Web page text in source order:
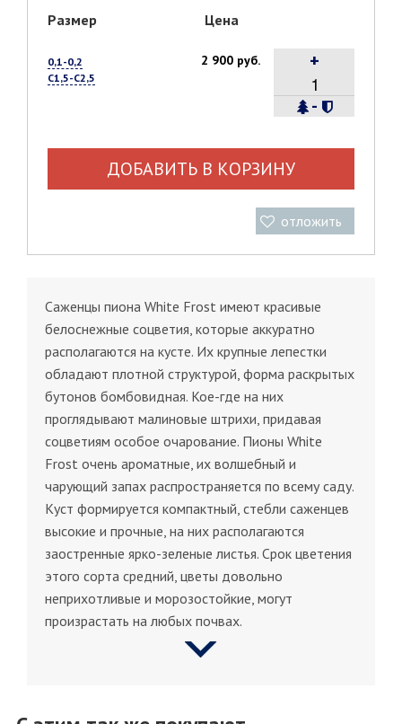
Размер Цена
0,1-0,2
С1,5-С2,5
2 900 руб.
-
+
ДОБАВИТЬ В КОРЗИНУ
отложить
Саженцы пиона White Frost имеют красивые
белоснежные соцветия, которые аккуратно
располагаются на кусте. Их крупные лепестки
обладают плотной структурой, форма раскрытых
бутонов бомбовидная. Кое-где на них
проглядывают малиновые штрихи, придавая
соцветиям особое очарование. Пионы White
Frost очень ароматные, их волшебный и
чарующий запах распространяется по всему саду.
Куст формируется компактный, стебли саженцев
высокие и прочные, на них располагаются
заостренные ярко-зеленые листья. Срок цветения
этого сорта средний, цветы довольно
неприхотливые и морозостойкие, могут
произрастать на любых почвах.